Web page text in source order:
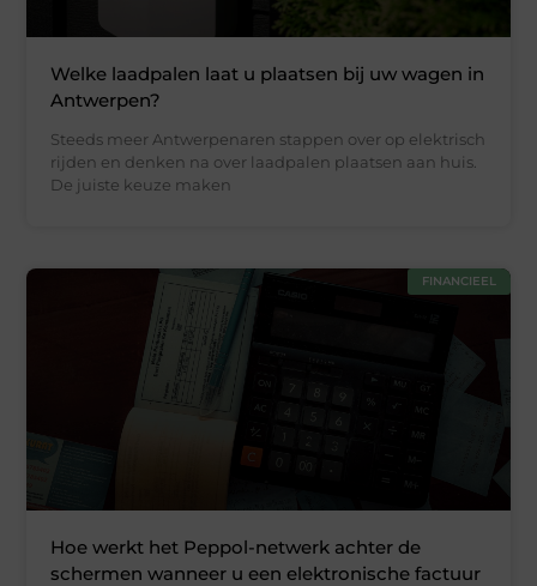
Welke laadpalen laat u plaatsen bij uw wagen in
Antwerpen?
Steeds meer Antwerpenaren stappen over op elektrisch
rijden en denken na over laadpalen plaatsen aan huis.
De juiste keuze maken
FINANCIEEL
Hoe werkt het Peppol-netwerk achter de
schermen wanneer u een elektronische factuur